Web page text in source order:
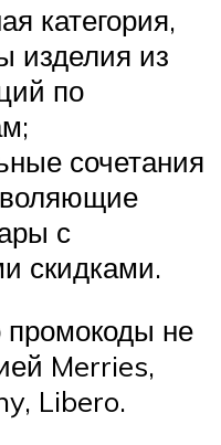
категория,
изделия из
по
сочетания
с
скидками.
промокоды не
Merries,
Libero.